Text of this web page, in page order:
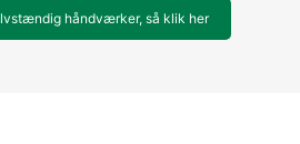
håndværker, så klik her